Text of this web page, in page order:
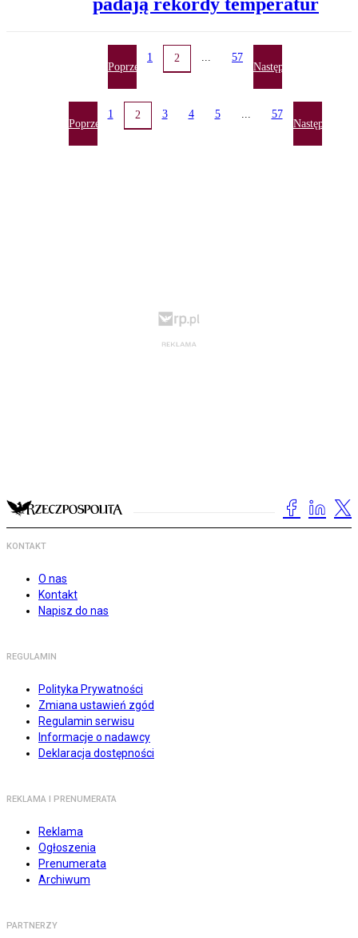
padają rekordy temperatur
Poprzednia
1 2 ... 57
Następna
Poprzednia
1 2 3 4 5 ... 57
Następna
KONTAKT
O nas
Kontakt
Napisz do nas
REGULAMIN
Polityka Prywatności
Zmiana ustawień zgód
Regulamin serwisu
Informacje o nadawcy
Deklaracja dostępności
REKLAMA I PRENUMERATA
Reklama
Ogłoszenia
Prenumerata
Archiwum
PARTNERZY